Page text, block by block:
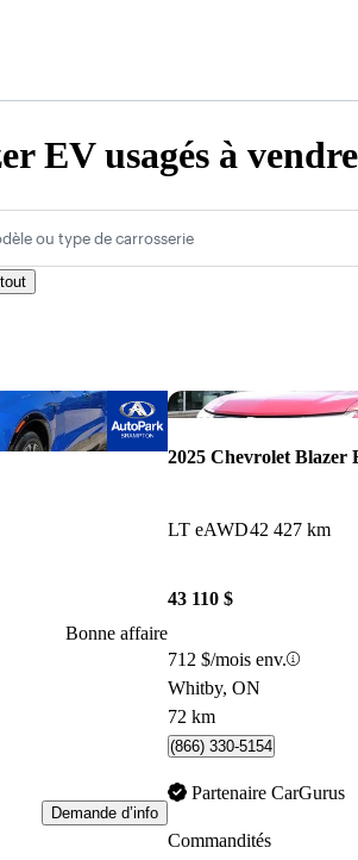
EV usagés à
ou type de carrosserie
Enregistrer cette annonce
Bonne affaire
Demande d’info
2025 Chevrolet Blazer
LT eAWD42 427 km
43 110 $
712 $/mois env.
Whitby, ON
72 km
(866) 330-5154
Partenaire CarGurus
Commandités